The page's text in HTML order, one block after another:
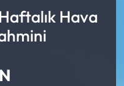
Hava